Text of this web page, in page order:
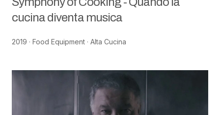
cucina diventa musica
2019 · Food Equipment · Alta Cucina